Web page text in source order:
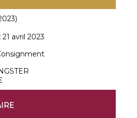
21 avril 2023